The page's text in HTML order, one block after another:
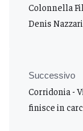
Colonnella
Denis Nazzari
Successivo
Corridonia -
finisce in